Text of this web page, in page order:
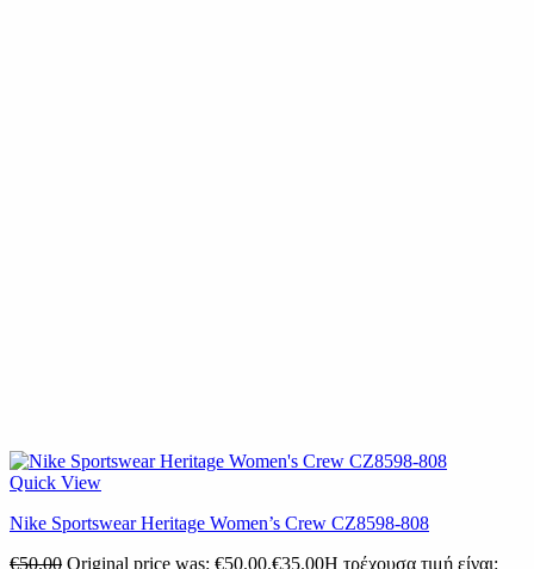
Quick View
Nike Sportswear Heritage Women’s Crew CZ8598-808
€50.00 Original price was: €50.00.€35.00Η τρέχουσα τιμή είναι: